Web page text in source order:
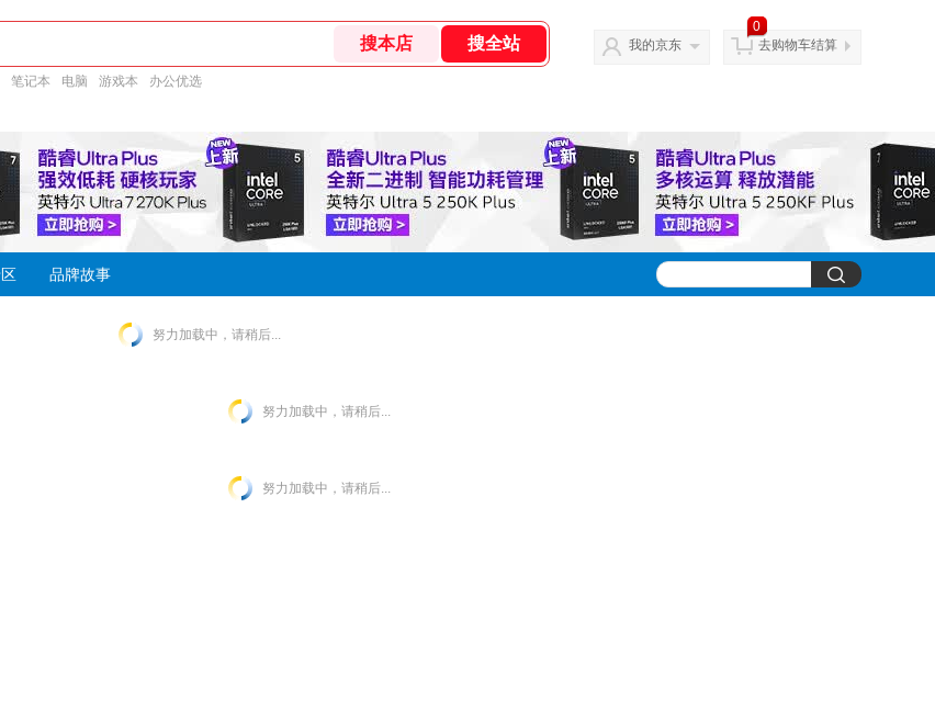
笔记本 电脑 游戏本 办公优选
我的京东
0
去购物车结算
品牌故事
努力加载中，请稍后...
努力加载中，请稍后...
努力加载中，请稍后...